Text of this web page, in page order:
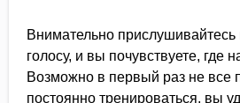
Внимательно прислушивайтесь
голосу, и вы почувствуете, где
Возможно в первый раз не все
постоянно тренироваться, вы